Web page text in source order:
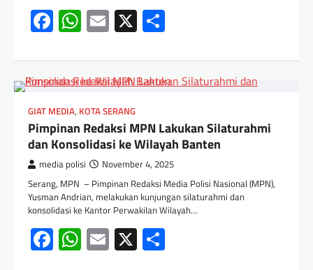
Facebook
WhatsApp
Email
X
GIAT MEDIA, KOTA SERANG
Pimpinan Redaksi MPN Lakukan Silaturahmi
dan Konsolidasi ke Wilayah Banten
media polisi November 4, 2025
Serang, MPN – Pimpinan Redaksi Media Polisi Nasional (MPN),
Yusman Andrian, melakukan kunjungan silaturahmi dan
konsolidasi ke Kantor Perwakilan Wilayah…
Facebook
WhatsApp
Email
X